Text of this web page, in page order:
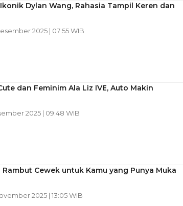
Dylan Wang, Rahasia Tampil Keren dan
2025 | 07:55 WIB
dan Feminim Ala Liz IVE, Auto Makin
2025 | 09:48 WIB
Cewek untuk Kamu yang Punya Muka
2025 | 13:05 WIB